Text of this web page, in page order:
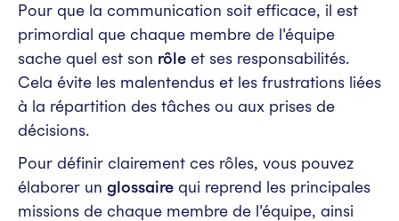
Pour que la communication soit efficace, il est
primordial que chaque membre de l'équipe
sache quel est son rôle et ses responsabilités.
Cela évite les malentendus et les frustrations liées
à la répartition des tâches ou aux prises de
décisions.
Pour définir clairement ces rôles, vous pouvez
élaborer un glossaire qui reprend les principales
missions de chaque membre de l'équipe, ainsi